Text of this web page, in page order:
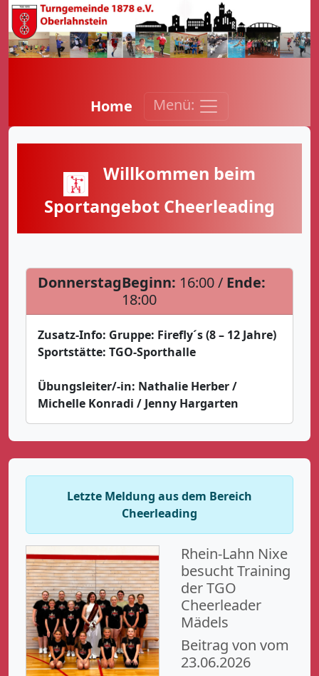
Home Menü:
Willkommen beim
Sportangebot Cheerleading
DonnerstagBeginn: 16:00 / Ende:
18:00
Zusatz-Info: Gruppe: Firefly´s (8 – 12 Jahre)
Sportstätte: TGO-Sporthalle
Übungsleiter/-in: Nathalie Herber /
Michelle Konradi / Jenny Hargarten
Letzte Meldung aus dem Bereich
Cheerleading
Rhein-Lahn Nixe
besucht Training
der TGO
Cheerleader
Mädels
Beitrag von vom
23.06.2026